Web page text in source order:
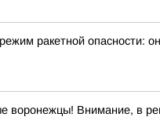
ракетной опасности:
воронежцы! Внимание, в